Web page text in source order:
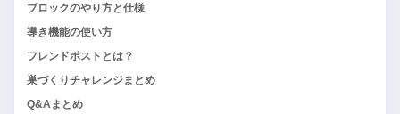
ブロックのやり方と仕様
導き機能の使い方
フレンドポストとは？
巣づくりチャレンジまとめ
Q&Aまとめ